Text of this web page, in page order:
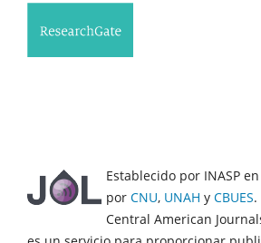
Establecido por INASP
por CNU, UNAH y CBUES.
Central American